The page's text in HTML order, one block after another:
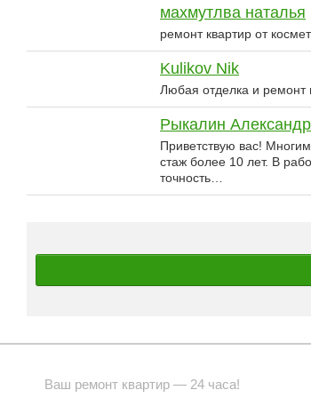
махмутлва наталья
ремонт квартир от
Kulikov Nik
Любая отделка и ремонт
Рыкалин
Приветствую вас!
стаж более 10 лет. В
точность…
Ваш ремонт квартир — 24 часа!